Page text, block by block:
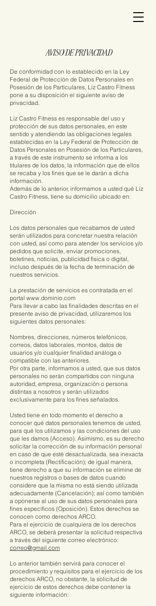
AVISO DE PRIVACIDAD
De conformidad con lo establecido en la Ley
Federal de Protección de Datos Personales en
Posesión de los Particulares, Liz Castro Fitness
pone a su disposición el siguiente aviso de
privacidad.
Liz Castro Fitness es responsable del uso y
protección de sus datos personales, en este
sentido y atendiendo las obligaciones legales
establecidas en la Ley Federal de Protección de
Datos Personales en Posesión de los Particulares,
a través de este instrumento se informa a los
titulares de los datos, la información que de ellos
se recaba y los fines que se le darán a dicha
información.
Además de lo anterior, informamos a usted qué Liz
Castro Fitness, tiene su domicilio ubicado en:
Dirección
Los datos personales que recabamos de usted
serán utilizados para concretar nuestra relación
con usted, así como para atender los servicios y/o
pedidos que solicite, enviar promociones,
boletines, noticias, publicidad física o digital,
incluso después de la fecha de terminación de
nuestros servicios.
La prestación de servicios es contratada en el
portal www.dominio.com
Para llevar a cabo las finalidades descritas en el
presente aviso de privacidad, utilizaremos los
siguientes datos personales:
Nombres, direcciones, números telefónicos,
correos, datos laborales, montos, datos de
usuarios y/o cualquier finalidad análoga o
compatible con las anteriores.
Por otra parte, informamos a usted, que sus datos
personales no serán compartidos con ninguna
autoridad, empresa, organización o persona
distintas a nosotros y serán utilizados
exclusivamente para los fines señalados.
Usted tiene en todo momento el derecho a
conocer qué datos personales tenemos de usted,
para qué los utilizamos y las condiciones del uso
que les damos (Acceso). Asimismo, es su derecho
solicitar la corrección de su información personal
en caso de que esté desactualizada, sea inexacta
o incompleta (Rectificación); de igual manera,
tiene derecho a que su información se elimine de
nuestros registros o bases de datos cuando
considere que la misma no está siendo utilizada
adecuadamente (Cancelación); así como también
a oponerse al uso de sus datos personales para
fines específicos (Oposición). Estos derechos se
conocen como derechos ARCO.
Para el ejercicio de cualquiera de los derechos
ARCO, se deberá presentar la solicitud respectiva
a través del siguiente correo electrónico:
correo@gmail.com
Lo anterior también servirá para conocer el
procedimiento y requisitos para el ejercicio de los
derechos ARCO, no obstante, la solicitud de
ejercicio de estos derechos debe contener la
siguiente información: